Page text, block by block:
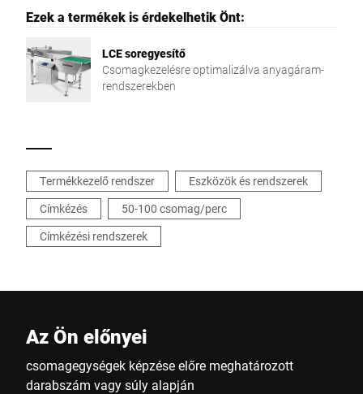
Ezek a termékek is érdekelhetik Önt:
LCE soregyesítő
Csomagkezelésre optimalizálva anyagáram-
rendszerekben
Termékkezelő rendszer
Eszközök és rendszerek
Címkézés
50-100 csomag/perc
Címkézési rendszerek
Az Ön előnyei
csomagegységek képzése előre meghatározott
darabszám vagy súly alapján